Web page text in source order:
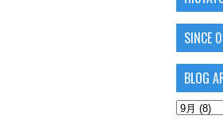
SINCE
BLOG